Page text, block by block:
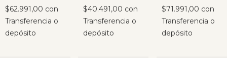
$62.991,00 con
Transferencia o
depósito
$40.491,00 con
Transferencia o
depósito
$71.991,00 con
Transferencia o
depósito